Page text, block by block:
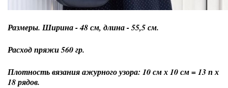
Размеры. Ширина - 48 см, длина - 55,5 см.
Расход пряжи 560 гр.
Плотность вязания ажурного узора: 10 см х 10 см = 13 п х
18 рядов.